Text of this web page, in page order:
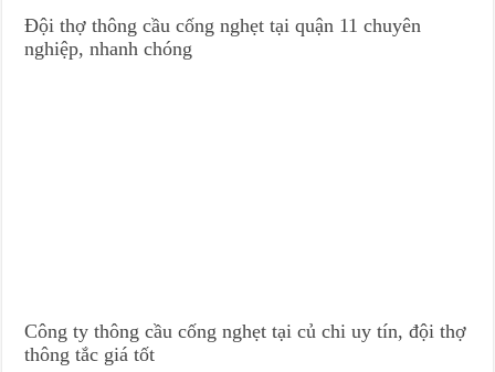
Đội thợ thông cầu cống nghẹt tại quận 11 chuyên
nghiệp, nhanh chóng
Công ty thông cầu cống nghẹt tại củ chi uy tín, đội thợ
thông tắc giá tốt